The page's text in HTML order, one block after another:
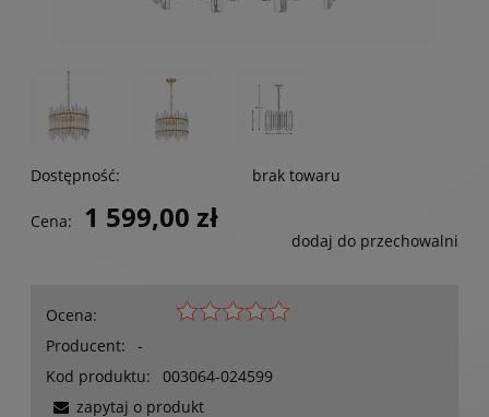
Dostępność: brak towaru
Cena: 1 599,00 zł
dodaj do przechowalni
Ocena:
Producent:
-
Kod produktu:
003064-024599
zapytaj o produkt